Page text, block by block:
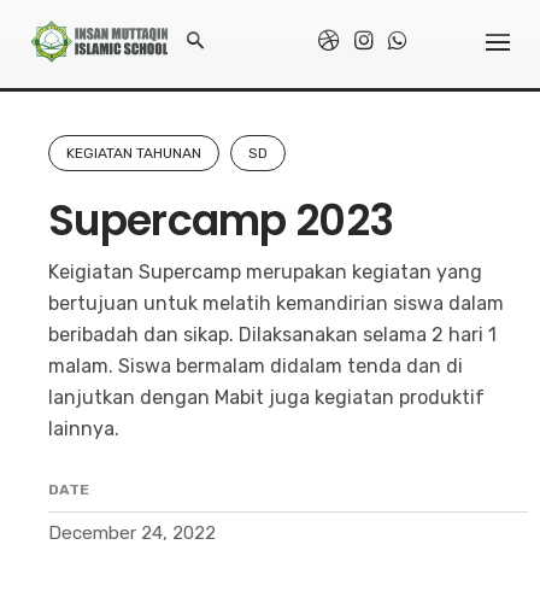
Home / Galeri / Supercamp 2023
KEGIATAN TAHUNAN SD
Supercamp 2023
Keigiatan Supercamp merupakan kegiatan yang
bertujuan untuk melatih kemandirian siswa dalam
beribadah dan sikap. Dilaksanakan selama 2 hari 1
malam. Siswa bermalam didalam tenda dan di
lanjutkan dengan Mabit juga kegiatan produktif
lainnya.
DATE
December 24, 2022